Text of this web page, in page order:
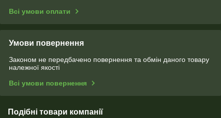
Всі умови оплати
Умови повернення
Законом не передбачено повернення та обмін даного товару
належної якості
Всі умови повернення
Подібні товари компанії